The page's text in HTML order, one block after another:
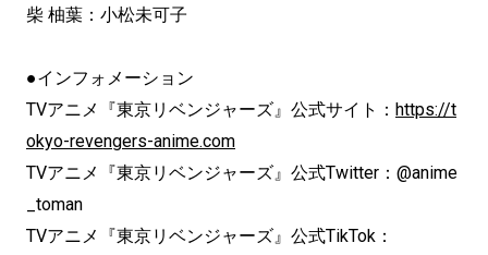
柴 柚葉：小松未可子
●インフォメーション
TVアニメ『東京リベンジャーズ』公式サイト： https://t
okyo-revengers-anime.com
TVアニメ『東京リベンジャーズ』公式Twitter：@anime
_toman
TVアニメ『東京リベンジャーズ』公式TikTok：